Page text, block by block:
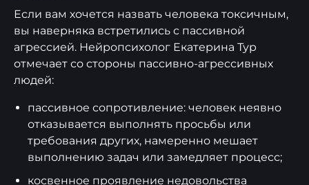
Если вам хочется назвать человека токсичным,
вы наверняка встретились с пассивной
агрессией. Нейропсихолог Екатерина Тур
отмечает со стороны пассивно-агрессивных
людей:
пассивное сопротивление: человек неявно
отказывается выполнять просьбы или
требования других, намеренно мешает
выполнению задач или замедляет процесс;
косвенное проявление недовольства